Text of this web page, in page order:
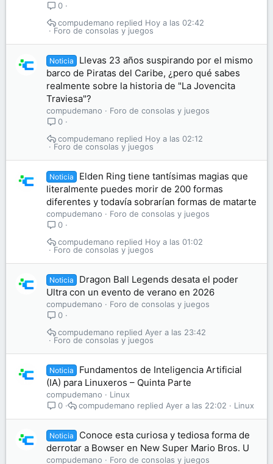
0
Foro de consolas y juegos
Hoy a las 02:42
compudemano
Noticia
Llevas 23 años suspirando por el mismo
barco de Piratas del Caribe, ¿pero qué sabes
realmente sobre la historia de "La Jovencita
Traviesa"?
compudemano
Foro de consolas y juegos
0
Foro de consolas y juegos
Hoy a las 02:12
compudemano
Noticia
Elden Ring tiene tantísimas magias que
literalmente puedes morir de 200 formas
diferentes y todavía sobrarían formas de matarte
compudemano
Foro de consolas y juegos
0
Foro de consolas y juegos
Hoy a las 01:02
compudemano
Noticia
Dragon Ball Legends desata el poder
Ultra con un evento de verano en 2026
compudemano
Foro de consolas y juegos
0
Foro de consolas y juegos
Ayer a las 23:42
compudemano
Noticia
Fundamentos de Inteligencia Artificial
(IA) para Linuxeros – Quinta Parte
compudemano
Linux
0
Linux
Ayer a las 22:02
compudemano
Noticia
Conoce esta curiosa y tediosa forma de
derrotar a Bowser en New Super Mario Bros. U
compudemano Foro de consolas y juegos